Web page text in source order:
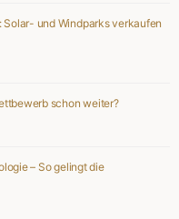
Solar- und Windparks verkaufen
schon weiter?
– So gelingt die